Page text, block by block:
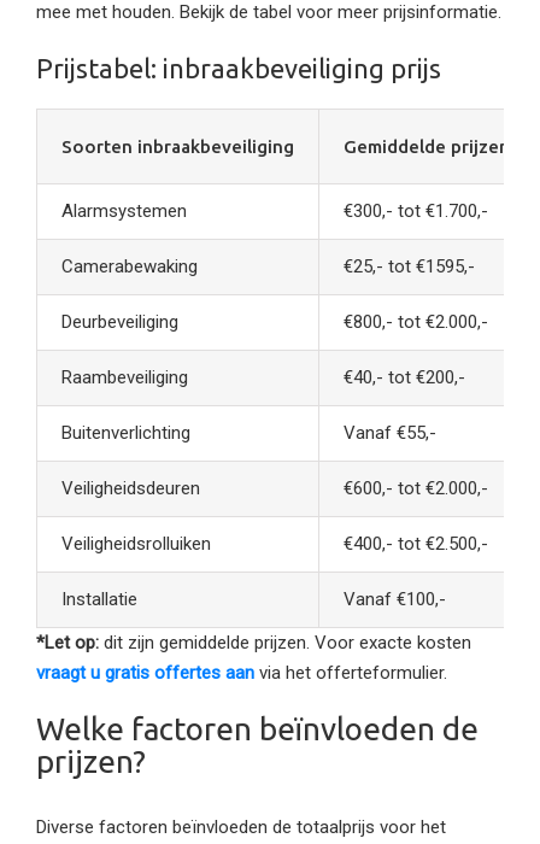
mee met houden. Bekijk de tabel voor meer prijsinformatie.
Prijstabel: inbraakbeveiliging prijs
Soorten inbraakbeveiliging Gemiddelde prijzen*
Alarmsystemen €300,- tot €1.700,-
Camerabewaking €25,- tot €1595,-
Deurbeveiliging €800,- tot €2.000,-
Raambeveiliging €40,- tot €200,-
Buitenverlichting Vanaf €55,-
Veiligheidsdeuren €600,- tot €2.000,-
Veiligheidsrolluiken €400,- tot €2.500,-
Installatie
Vanaf €100,-
*Let op: dit zijn gemiddelde prijzen. Voor exacte kosten
vraagt u gratis offertes aan via het offerteformulier.
Welke factoren beïnvloeden de
prijzen?
Diverse factoren beïnvloeden de totaalprijs voor het